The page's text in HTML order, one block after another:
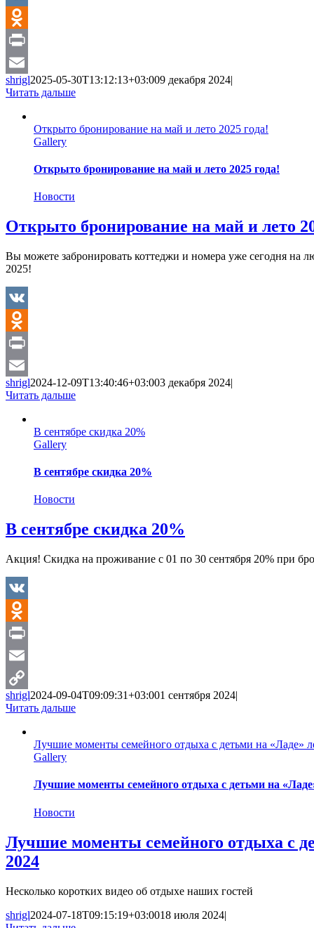
VK
Odnoklassniki
Print
Email
shrigl2025-05-30T13:12:13+03:009 декабря 2024|
Читать дальше
Открыто бронирование на май и лето 2025 года!
Gallery
Открыто бронирование на май и лето 2025 года!
Новости
Открыто бронирование на май и лето
Вы можете забронировать коттеджи и номера уже сегодня на
2025!
VK
Odnoklassniki
Print
Email
shrigl2024-12-09T13:40:46+03:003 декабря 2024|
Читать дальше
В сентябре скидка 20%
Gallery
В сентябре скидка 20%
Новости
В сентябре скидка 20%
Акция! Скидка на проживание с 01 по 30 сентября 20% при
VK
Odnoklassniki
Print
Email
Copy
shrigl2024-09-04T09:09:31+03:001 сентября 2024|
Читать дальше
Лучшие моменты семейного отдыха с детьми на «Ладе»
Gallery
Лучшие моменты семейного отдыха с детьми на
Новости
Лучшие моменты семейного отдыха с
2024
Несколько коротких видео об отдыхе наших гостей
shrigl2024-07-18T09:15:19+03:0018 июля 2024|